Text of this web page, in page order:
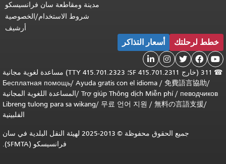
مدينة ومقاطعة سان فرانسيسكو
شروط الاستخدام/الخصوصية
التذاكر

311 (خارج SF 415.701.2311؛ TTY 415.701.2323) مساعدة لغوية مجانية
Ayuda gratis con el
/
Бесплатная помощь
Trợ giúp Thông dịch
/ المساعدة اللغوية المجانية
무료 언어 지원
/
Libreng tulong para sa wikang
جميع الحقوق محفوظة © 2013-2025 لهيئة النقل البلدية في سان